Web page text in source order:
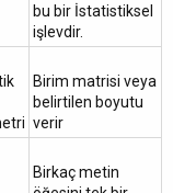
bu bir İstatistiksel
işlevdir.
Birim matrisi veya
belirtilen boyutu
verir
Birkaç metin